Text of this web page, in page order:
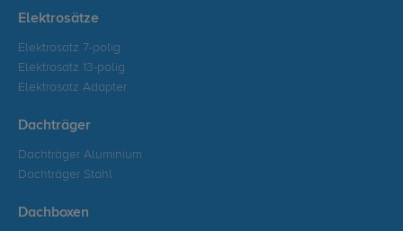
Elektrosätze
Elektrosatz 7-polig
Elektrosatz 13-polig
Elektrosatz Adapter
Dachträger
Dachträger Aluminium
Dachträger Stahl
Dachboxen